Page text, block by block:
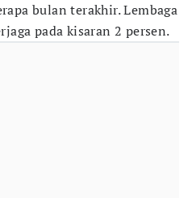
bulan terakhir. Lembaga
pada kisaran 2 persen.